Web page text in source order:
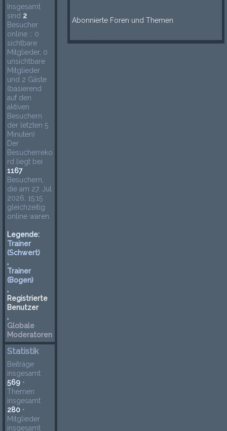
Insgesamt
sind 2
Besucher
online :: 0
sichtbare
Mitglieder, 0
unsichtbare
Mitglieder
und 2 Gäste
(basierend
auf den
aktiven
Besuchern
der letzten 5
Minuten)
Der
Besucherreko
rd liegt bei
1167
Besuchern,
die am 27. Jul
2026, 15:15
gleichzeitig
online waren.
Legende:
Trainer
(Schwert)
,
Trainer
(Bogen)
,
Registrierte
Benutzer
,
Globale
Moderatoren
Statistik
Beiträge
insgesamt
569 •
Themen
insgesamt
280 •
Mitglieder
insgesamt
Abonnierte Foren und Themen